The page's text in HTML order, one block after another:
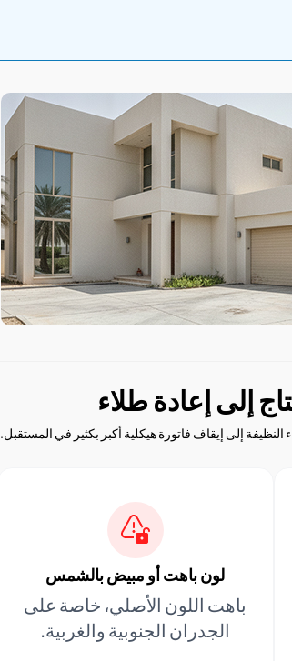
إلى إعادة طلاء
إلى إيقاف فاتورة هيكلية أكبر بكثير في المستقبل.
لون باهت أو مبيض بالشمس
باهت اللون الأصلي، خاصة على
الجدران الجنوبية والغربية.